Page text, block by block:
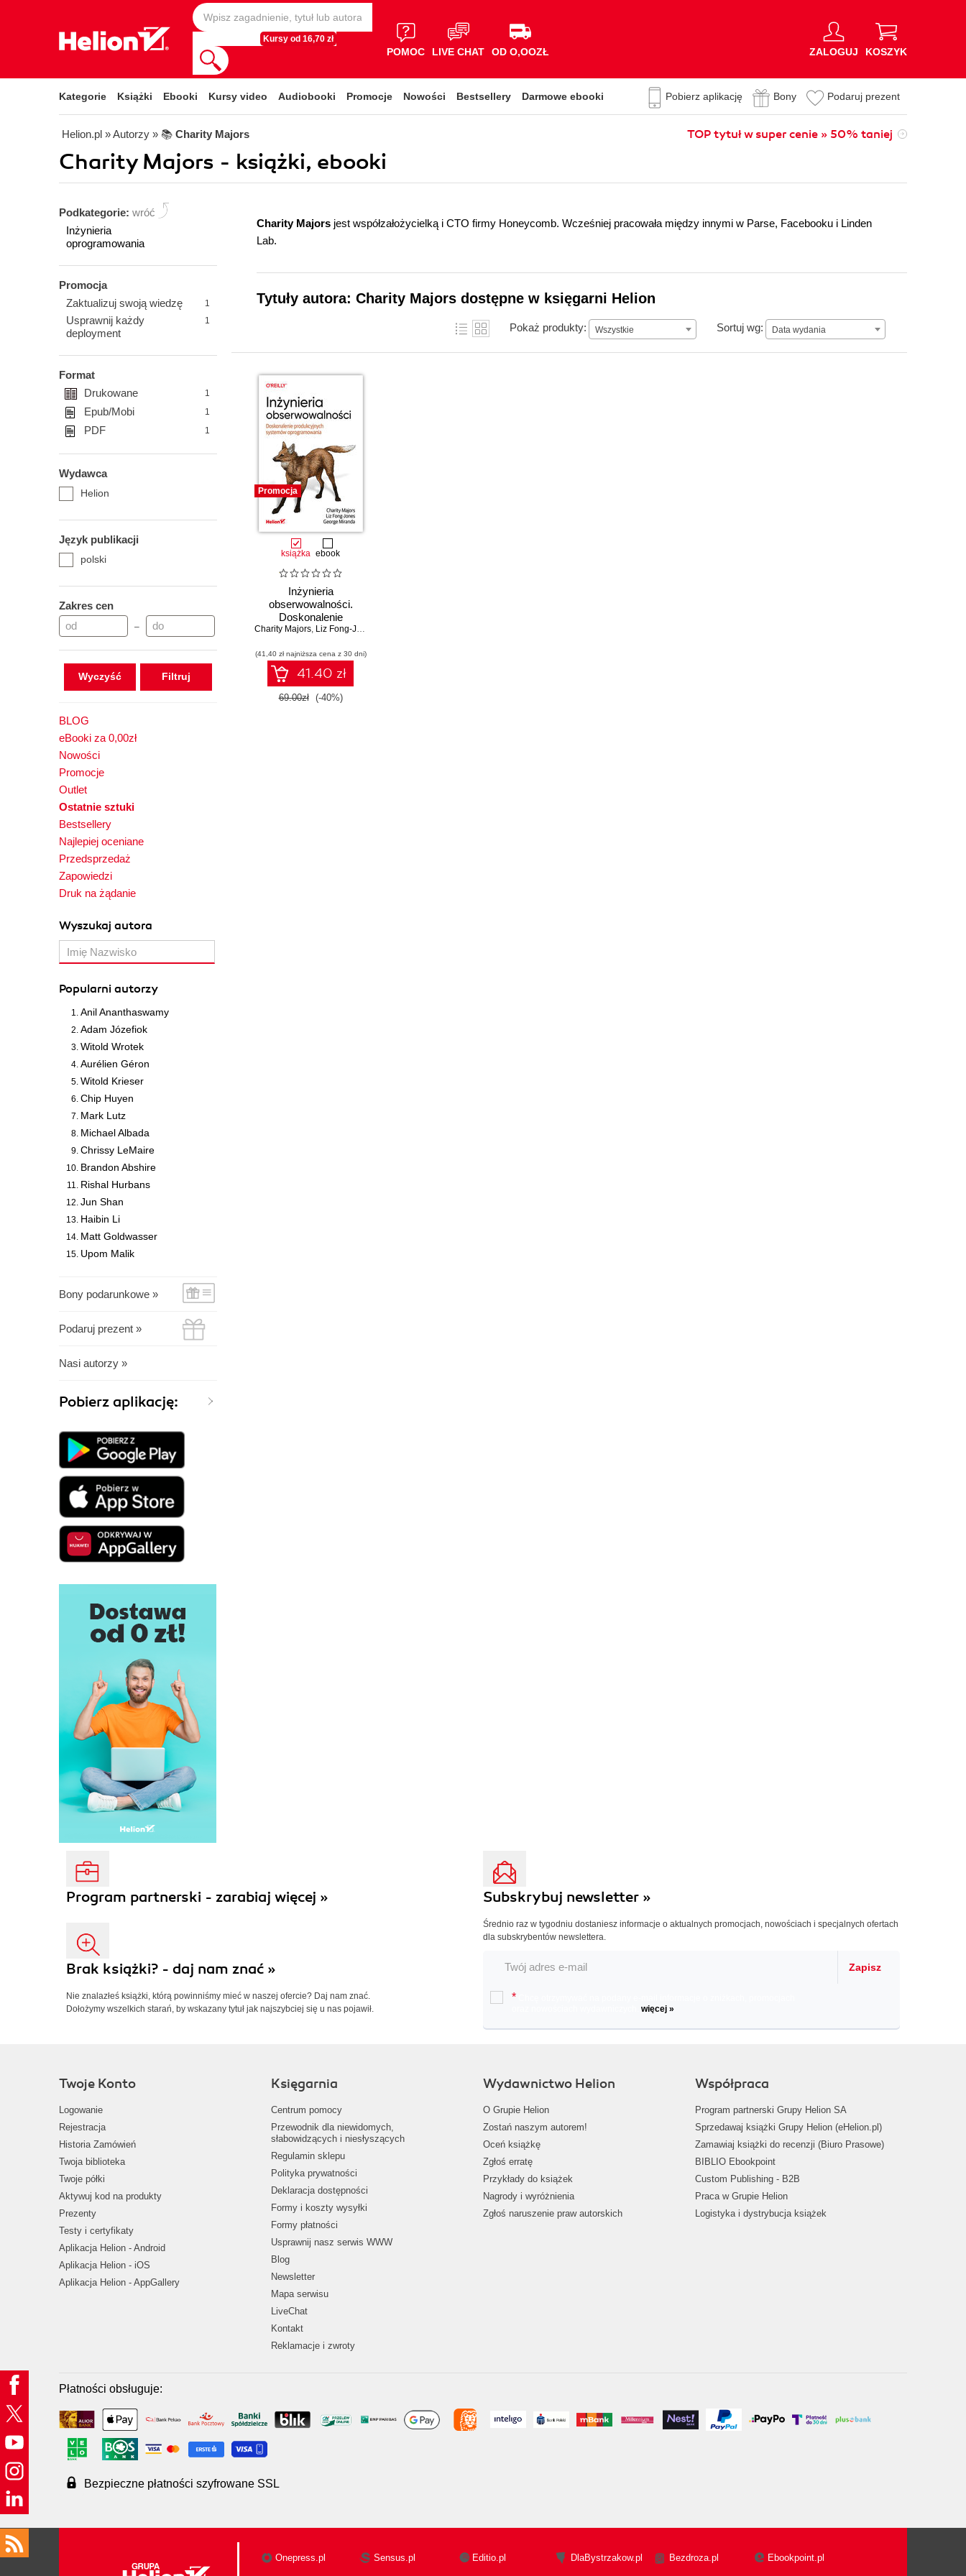
Kursy od 16,70 zł
POMOC LIVE CHAT OD O,OOZŁ ZALOGUJ KOSZYK
Kategorie Książki Ebooki Kursy video Audiobooki Promocje Nowości Bestsellery Darmowe ebooki Pobierz aplikację Bony Podaruj prezent
Helion.pl » Autorzy » 📚 Charity Majors TOP tytuł w super cenie » 50% taniej
Charity Majors - książki, ebooki
Podkategorie: wróć
Inżynieria
oprogramowania
Promocja
Zaktualizuj swoją wiedzę
1
Usprawnij każdy
deployment
1
Format
Drukowane
1
Epub/Mobi 1
PDF 1
Wydawca
Helion
Język publikacji
polski
Zakres cen
–
Wyczyść
BLOG
eBooki za 0,00zł
Nowości
Promocje
Outlet
Ostatnie sztuki
Bestsellery
Najlepiej oceniane
Przedsprzedaż
Zapowiedzi
Druk na żądanie
Wyszukaj autora
Popularni autorzy
Anil Ananthaswamy
Adam Józefiok
Witold Wrotek
Aurélien Géron
Witold Krieser
Chip Huyen
Mark Lutz
Michael Albada
Chrissy LeMaire
Brandon Abshire
Rishal Hurbans
Jun Shan
Haibin Li
Matt Goldwasser
Upom Malik
Bony podarunkowe »
Podaruj prezent »
Nasi autorzy »
Pobierz aplikację:
Charity Majors jest współzałożycielką i CTO firmy Honeycomb. Wcześniej pracowała między innymi w Parse, Facebooku i Linden
Lab.
Tytuły autora: Charity Majors dostępne w księgarni Helion
Pokaż produkty: Wszystkie Sortuj wg: Data wydania
Data wydania
Promocja
książka ebook
Inżynieria
obserwowalności.
Doskonalenie
produkcyjnych
oprogramowania
Charity Majors, Liz Fong-Jones
(41,40 zł najniższa cena z 30 dni)
41.40 zł
69.00zł (-40%)
Program partnerski - zarabiaj więcej »
Brak książki? - daj nam znać »
Nie znalazłeś książki, którą powinniśmy mieć w naszej ofercie? Daj nam znać.
Dołożymy wszelkich starań, by wskazany tytuł jak najszybciej się u nas pojawił.
Subskrybuj newsletter »
Średnio raz w tygodniu dostaniesz informacje o aktualnych promocjach, nowościach i specjalnych ofertach
dla subskrybentów newslettera.
Zapisz
*
więcej »
Twoje Konto
Logowanie
Rejestracja
Historia Zamówień
Twoja biblioteka
Twoje półki
Aktywuj kod na produkty
Prezenty
Testy i certyfikaty
Aplikacja Helion - Android
Aplikacja Helion - iOS
Aplikacja Helion - AppGallery
Księgarnia
Centrum pomocy
Przewodnik dla niewidomych,
słabowidzących i niesłyszących
Regulamin sklepu
Polityka prywatności
Deklaracja dostępności
Formy i koszty wysyłki
Formy płatności
Usprawnij nasz serwis WWW
Blog
Newsletter
Mapa serwisu
LiveChat
Kontakt
Reklamacje i zwroty
Wydawnictwo Helion
O Grupie Helion
Zostań naszym autorem!
Oceń książkę
Zgłoś erratę
Przykłady do książek
Nagrody i wyróżnienia
Zgłoś naruszenie praw autorskich
Współpraca
Program partnerski Grupy Helion SA
Sprzedawaj książki Grupy Helion (eHelion.pl)
Zamawiaj książki do recenzji (Biuro Prasowe)
BIBLIO Ebookpoint
Custom Publishing - B2B
Praca w Grupie Helion
Logistyka i dystrybucja książek
Płatności obsługuje:
Bezpieczne płatności szyfrowane SSL
Onepress.pl Sensus.pl Editio.pl DlaBystrzakow.pl Bezdroza.pl Ebookpoint.pl